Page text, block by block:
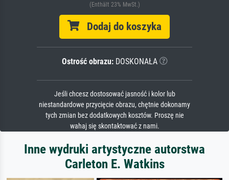
(Enthält 23% MwSt.)
Dodaj do koszyka
Ostrość obrazu:DOSKONAŁA
Jeśli chcesz dostosować jasność i kolor lub
niestandardowe przycięcie obrazu, chętnie dokonamy
tych zmian bez dodatkowych kosztów. Proszę nie
wahaj się skontaktować z nami.
Inne wydruki artystyczne autorstwa
Carleton E. Watkins